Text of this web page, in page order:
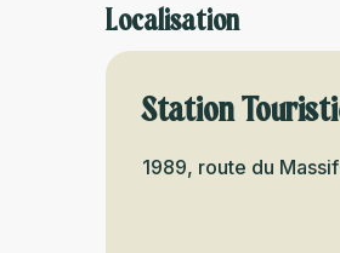
Localisation
Station
1989, route du